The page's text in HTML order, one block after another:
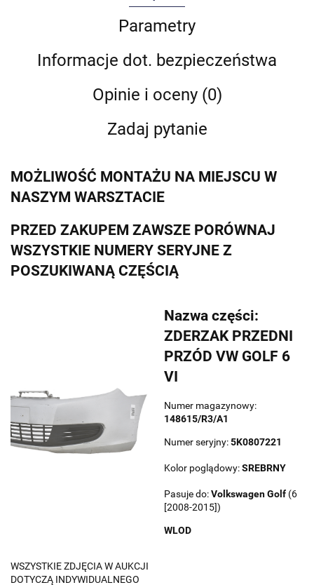
Parametry
Informacje dot. bezpieczeństwa
Opinie i oceny (0)
Zadaj pytanie
MOŻLIWOŚĆ MONTAŻU NA MIEJSCU W
NASZYM WARSZTACIE
PRZED ZAKUPEM ZAWSZE PORÓWNAJ
WSZYSTKIE NUMERY SERYJNE Z
POSZUKIWANĄ CZĘŚCIĄ
Nazwa części:
ZDERZAK PRZEDNI
PRZÓD VW GOLF 6
VI
Numer magazynowy:
148615/R3/A1
Numer seryjny:5K0807221
Kolor poglądowy:SREBRNY
Pasuje do:VolkswagenGolf (6
[2008-2015])
WLOD
WSZYSTKIE ZDJĘCIA W AUKCJI
DOTYCZĄ INDYWIDUALNEGO